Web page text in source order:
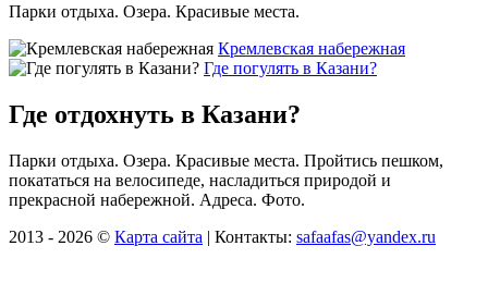
Парки отдыха. Озера. Красивые места.
Кремлевская набережная
Где погулять в Казани?
Где отдохнуть в Казани?
Парки отдыха. Озера. Красивые места. Пройтись пешком,
покататься на велосипеде, насладиться природой и
прекрасной набережной. Адреса. Фото.
2013 - 2026 © Карта сайта | Контакты: safaafas@yandex.ru